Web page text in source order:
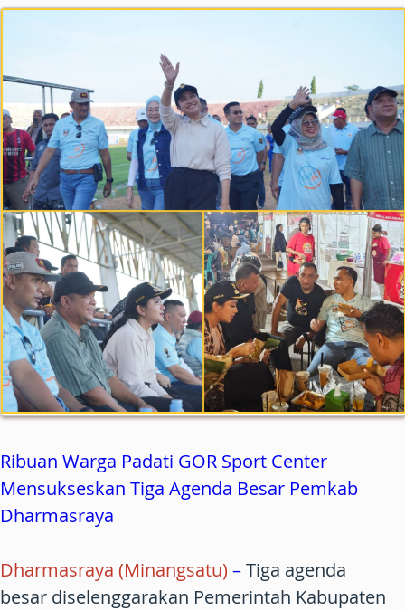
Ribuan Warga Padati GOR Sport Center
Mensukseskan Tiga Agenda Besar Pemkab
Dharmasraya
Dharmasraya (Minangsatu) –Tiga agenda
besar diselenggarakan Pemerintah Kabupaten